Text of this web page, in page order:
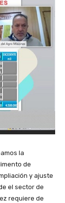
la
de
y ajuste
el sector de
requiere de